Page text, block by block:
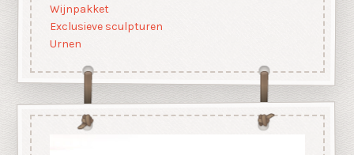
Wijnpakket
Exclusieve sculpturen
Urnen